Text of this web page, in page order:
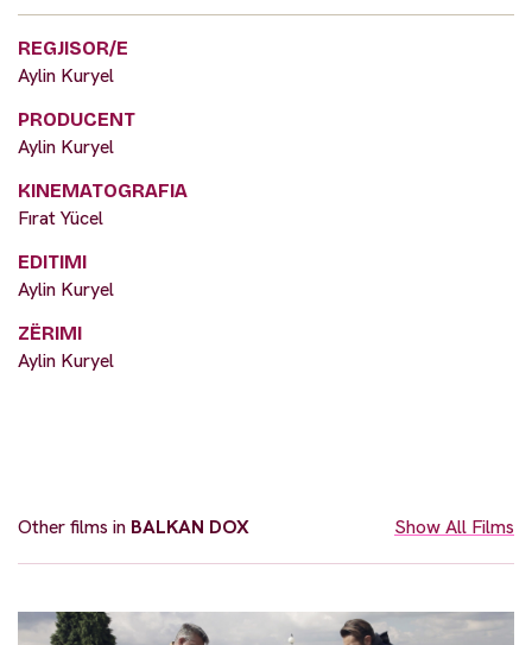
REGJISOR/E
Aylin Kuryel
PRODUCENT
Aylin Kuryel
KINEMATOGRAFIA
Fırat Yücel
EDITIMI
Aylin Kuryel
ZËRIMI
Aylin Kuryel
Other films in BALKAN DOX Show All Films